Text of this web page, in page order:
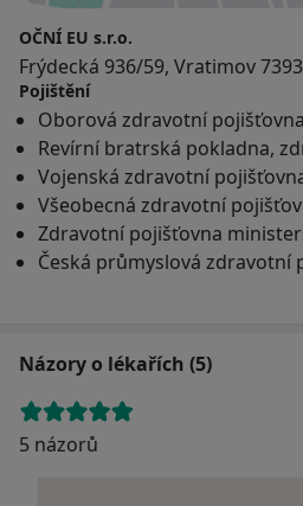
dermálními nitěmi.
Zájemcům o kontaktní čočky
poradenstvím, výběr vhodného
čoček, zaškolení v manipulaci a
následný prodej kontaktních
firem.
Pro nechodící a invalidní
lékaře s vyšetřením v domácím
pacientům komplikovaným,
lékařek na oblast refrakční
zajistit pacientům, kteří se
bezplatné poradenství na
OČNÍ EU s.r.o.
Frýdecká 936/59, Vratimov
Pojištění
Oborová zdravotní pojišťovna
Revírní bratrská pokladna,
Vojenská zdravotní
Všeobecná zdravotní
Zdravotní pojišťovna
Česká průmyslová zdravotní
Názory o lékařích (5)
5 názorů